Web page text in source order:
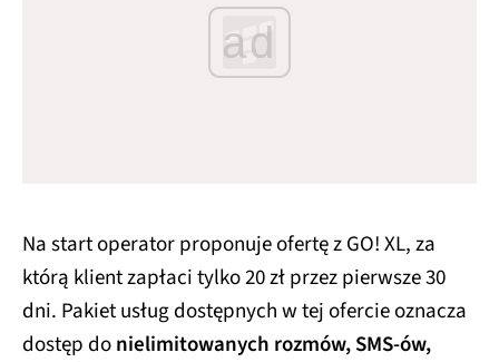
ad
Na start operator proponuje ofertę z GO! XL, za
którą klient zapłaci tylko 20 zł przez pierwsze 30
dni. Pakiet usług dostępnych w tej ofercie oznacza
dostęp donielimitowanych rozmów, SMS-ów,